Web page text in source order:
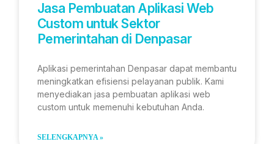
Jasa Pembuatan Aplikasi Web
Custom untuk Sektor
Pemerintahan di Denpasar
Aplikasi pemerintahan Denpasar dapat membantu
meningkatkan efisiensi pelayanan publik. Kami
menyediakan jasa pembuatan aplikasi web
custom untuk memenuhi kebutuhan Anda.
SELENGKAPNYA »